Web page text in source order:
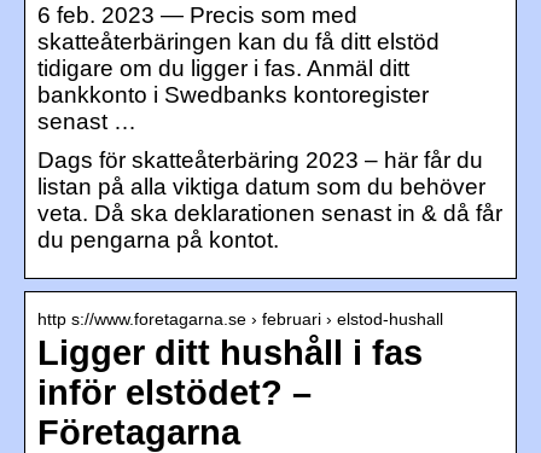
6 feb. 2023 — Precis som med
skatteåterbäringen kan du få ditt elstöd
tidigare om du ligger i fas. Anmäl ditt
bankkonto i Swedbanks kontoregister
senast …
Dags för skatteåterbäring 2023 – här får du
listan på alla viktiga datum som du behöver
veta. Då ska deklarationen senast in & då får
du pengarna på kontot.
http s://www.foretagarna.se › februari › elstod-hushall
Ligger ditt hushåll i fas
inför elstödet? –
Företagarna